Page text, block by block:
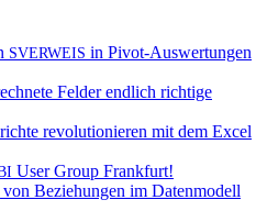
SVERWEIS in Pivot-Auswertungen
Felder endlich richtige
revolutionieren mit dem Excel
User Group Frankfurt!
Beziehungen im Datenmodell